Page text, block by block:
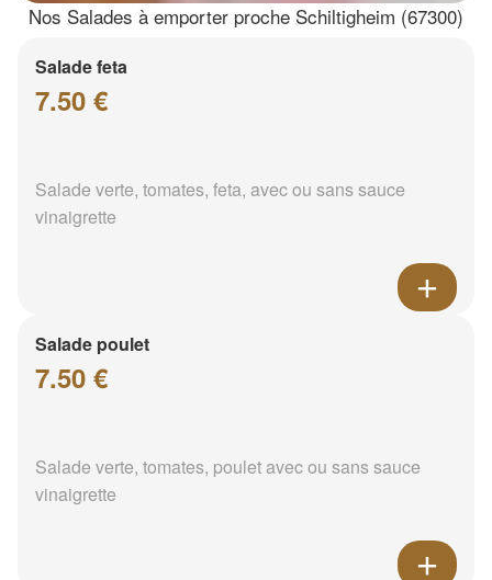
Nos Salades à emporter proche Schiltigheim (67300)
Salade feta
7.50 €
Salade verte, tomates, feta, avec ou sans sauce
vinaigrette
Salade poulet
7.50 €
Salade verte, tomates, poulet avec ou sans sauce
vinaigrette